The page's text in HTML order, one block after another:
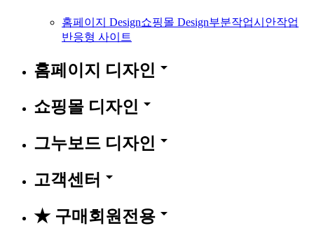
홈페이지 Design쇼핑몰 Design부분작업시안작업
반응형 사이트
홈페이지 디자인 arrow_drop_down
쇼핑몰 디자인 arrow_drop_down
그누보드 디자인 arrow_drop_down
고객센터 arrow_drop_down
★ 구매회원전용 arrow_drop_down